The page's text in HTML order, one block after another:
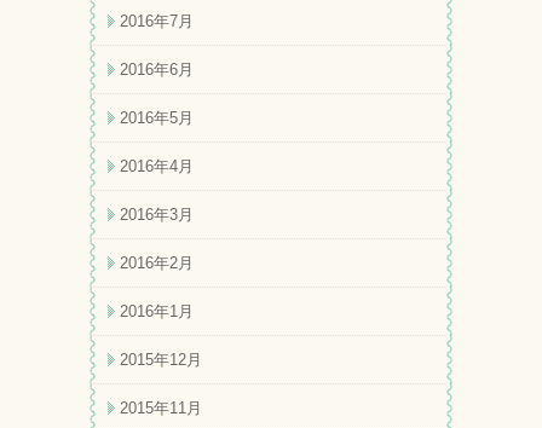
2016年7月
2016年6月
2016年5月
2016年4月
2016年3月
2016年2月
2016年1月
2015年12月
2015年11月